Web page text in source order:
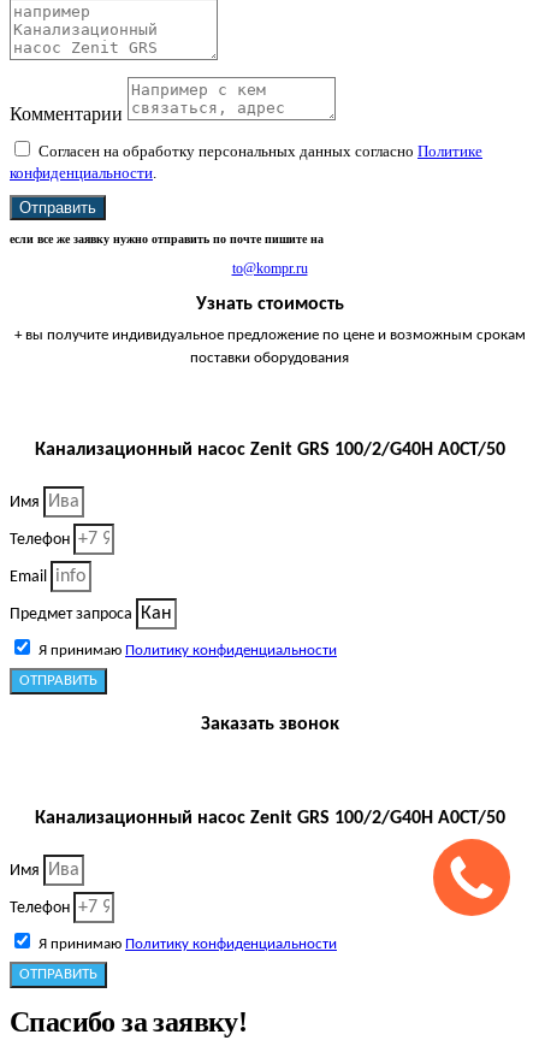
Комментарии
Согласен на обработку персональных данных согласно Политике
конфиденциальности.
Отправить
если все же заявку нужно отправить по почте пишите на
to@kompr.ru
Узнать стоимость
+ вы получите индивидуальное предложение по цене и возможным срокам
поставки оборудования
Канализационный насос Zenit GRS 100/2/G40H A0CT/50
Имя
Телефон
Email
Предмет запроса
Я принимаю Политику конфиденциальности
ОТПРАВИТЬ
Заказать звонок
Канализационный насос Zenit GRS 100/2/G40H A0CT/50
Имя
Телефон
Я принимаю Политику конфиденциальности
ОТПРАВИТЬ
Спасибо за заявку!